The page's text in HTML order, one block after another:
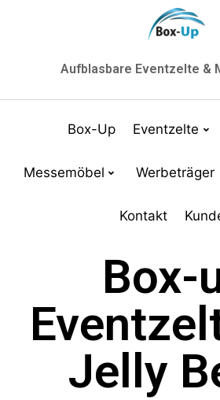
Aufblasbare Eventzelte &
Box-Up Eventzelte
Messemöbel Werbeträger
Kontakt
Box-
Jelly